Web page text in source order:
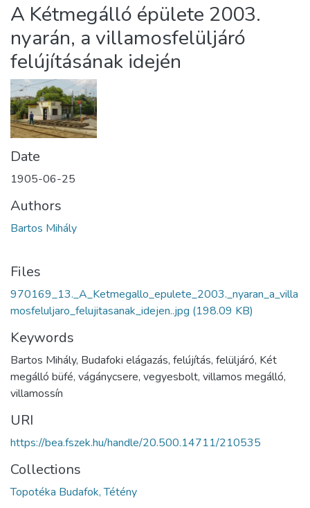
About us
A Kétmegálló épülete 2003.
nyarán, a villamosfelüljáró
felújításának idején
Date
1905-06-25
Authors
Bartos Mihály
Files
970169_13._A_Ketmegallo_epulete_2003._nyaran_a_villa
mosfeluljaro_felujitasanak_idejen..jpg (198.09 KB)
Keywords
Bartos Mihály, Budafoki elágazás, felújítás, felüljáró, Két
megálló büfé, vágánycsere, vegyesbolt, villamos megálló,
villamossín
URI
https://bea.fszek.hu/handle/20.500.14711/210535
Collections
Topotéka Budafok, Tétény